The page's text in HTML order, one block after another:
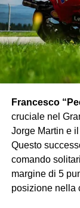
Francesco
cruciale nel
Jorge Martin e
Questo
comando
margine di 5
posizione nella